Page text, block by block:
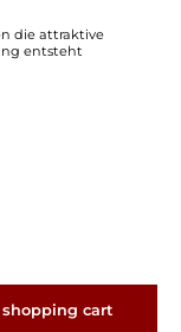
die attraktive
entsteht
cart